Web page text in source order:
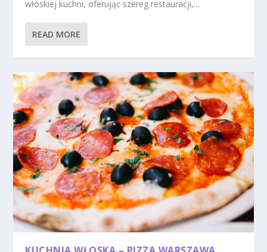
włoskiej kuchni, oferując szereg restauracji,...
READ MORE